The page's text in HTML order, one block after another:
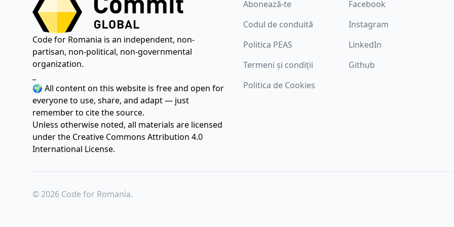
Code for Romania is an independent, non-
partisan, non-political, non-governmental
organization.
🌍 All content on this website is free and open for
everyone to use, share, and adapt — just
remember to cite the source.
Unless otherwise noted, all materials are licensed
under the Creative Commons Attribution 4.0
International License.
Abonează-te
Codul de conduită
Politica PEAS
Termeni și condiții
Politica de Cookies
Facebook
Instagram
LinkedIn
Github
© 2026 Code for Romania.